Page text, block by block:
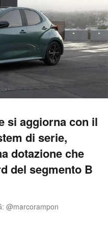
si aggiorna con il
di serie,
dotazione che
del segmento B
@marcorampon